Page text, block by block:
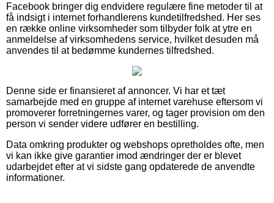
Facebook bringer dig endvidere regulære fine metoder til at
få indsigt i internet forhandlerens kundetilfredshed. Her ses
en række online virksomheder som tilbyder folk at ytre en
anmeldelse af virksomhedens service, hvilket desuden må
anvendes til at bedømme kundernes tilfredshed.
Denne side er finansieret af annoncer. Vi har et tæt
samarbejde med en gruppe af internet varehuse eftersom vi
promoverer forretningernes varer, og tager provision om den
person vi sender videre udfører en bestilling.
Data omkring produkter og webshops opretholdes ofte, men
vi kan ikke give garantier imod ændringer der er blevet
udarbejdet efter at vi sidste gang opdaterede de anvendte
informationer.